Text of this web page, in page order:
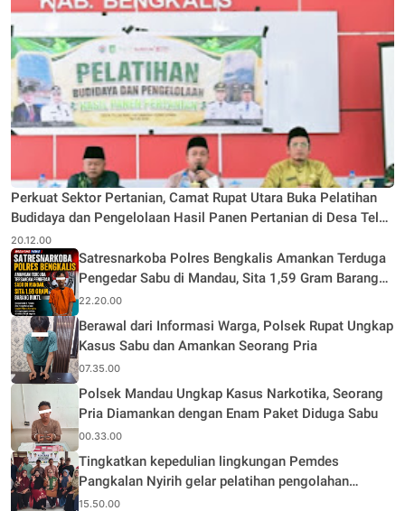
Perkuat Sektor Pertanian, Camat Rupat Utara Buka Pelatihan
Budidaya dan Pengelolaan Hasil Panen Pertanian di Desa Teluk
Rhu
20.12.00
Satresnarkoba Polres Bengkalis Amankan Terduga
Pengedar Sabu di Mandau, Sita 1,59 Gram Barang
Bukti
22.20.00
Berawal dari Informasi Warga, Polsek Rupat Ungkap
Kasus Sabu dan Amankan Seorang Pria
07.35.00
Polsek Mandau Ungkap Kasus Narkotika, Seorang
Pria Diamankan dengan Enam Paket Diduga Sabu
00.33.00
Tingkatkan kepedulian lingkungan Pemdes
Pangkalan Nyirih gelar pelatihan pengolahan
Limbah
15.50.00